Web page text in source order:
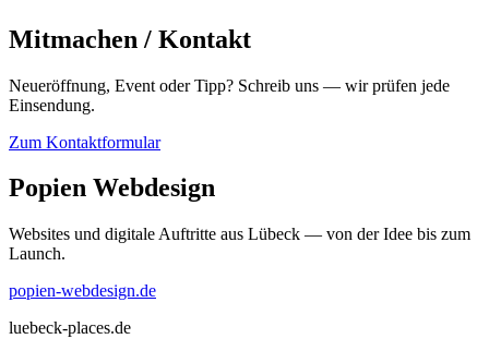
Mitmachen / Kontakt
Neueröffnung, Event oder Tipp? Schreib uns — wir prüfen jede
Einsendung.
Zum Kontaktformular
Popien Webdesign
Websites und digitale Auftritte aus Lübeck — von der Idee bis zum
Launch.
popien-webdesign.de
luebeck-places.de